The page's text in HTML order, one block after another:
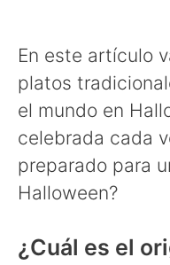
En este artículo
platos
el mundo en
celebrada cada
preparado para
Halloween?
¿Cuál es el